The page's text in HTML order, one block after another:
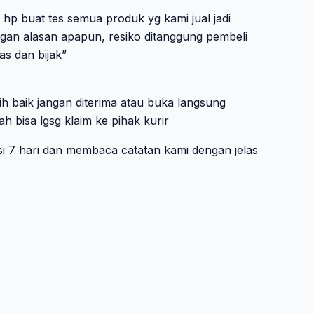
buat tes semua produk yg kami jual jadi
alasan apapun, resiko ditanggung pembeli
dan bijak”
baik jangan diterima atau buka langsung
bisa lgsg klaim ke pihak kurir
hari dan membaca catatan kami dengan jelas